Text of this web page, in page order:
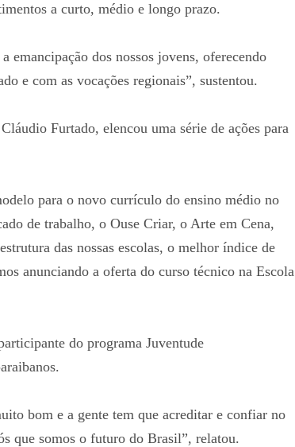
a curto, médio e longo prazo.
emancipação dos nossos jovens, oferecendo
e com as vocações regionais”, sustentou.
Furtado, elencou uma série de ações para
para o novo currículo do ensino médio no
de trabalho, o Ouse Criar, o Arte em Cena,
das nossas escolas, o melhor índice de
anunciando a oferta do curso técnico na Escola
do programa Juventude
bom e a gente tem que acreditar e confiar no
que somos o futuro do Brasil”, relatou.